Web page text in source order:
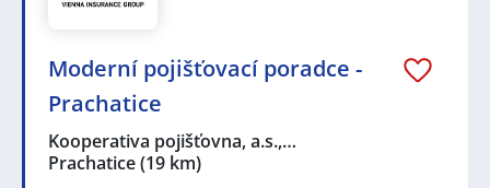
Moderní pojišťovací poradce -
Prachatice
Kooperativa pojišťovna, a.s.,…
Prachatice(19 km)